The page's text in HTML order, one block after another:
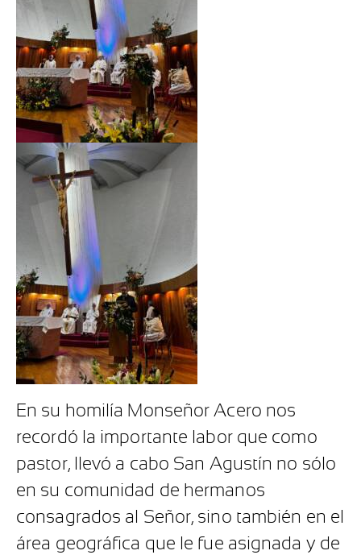
En su homilía Monseñor Acero nos
recordó la importante labor que como
pastor, llevó a cabo San Agustín no sólo
en su comunidad de hermanos
consagrados al Señor, sino también en el
área geográfica que le fue asignada y de